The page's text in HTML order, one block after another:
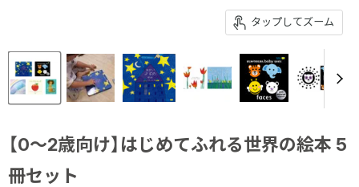
タップしてズーム
【0～2歳向け】はじめてふれる世界の絵本 5
冊セット